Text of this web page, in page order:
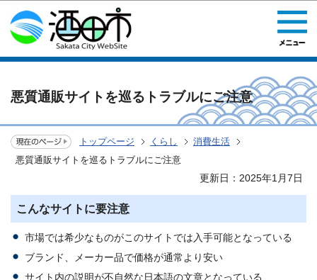
このページの本文へ移動
悪質通販サイトを巡るトラブルにご注意
トップページ くらし
消費生活
悪質通販サイトを巡るトラブルにご注意
更新日：2025年1月7日
こんなサイトに要注意
市場では希少なものがこのサイトでは入手可能となっている
ブランド、メーカー品で価格が通常より安い
サイト内の説明が不自然な日本語の文章となっている